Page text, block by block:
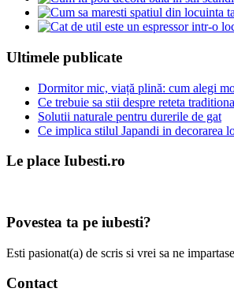
Ultimele publicate
Dormitor mic, viață plină: cum alegi
Ce trebuie sa stii despre reteta
Solutii naturale pentru durerile de gat
Ce implica stilul Japandi in decorarea
Le place Iubesti.ro
Povestea ta pe iubesti?
Esti pasionat(a) de scris si vrei sa ne
Contact